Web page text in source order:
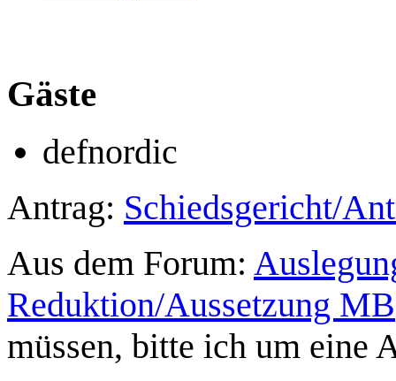
Gäste
defnordic
Antrag: Schiedsgericht/
Aus dem Forum:
Reduktion/Aussetzung MB
müssen, bitte ich um eine